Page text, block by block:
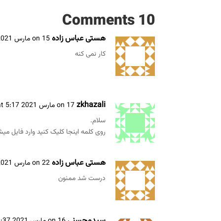
10 Comments
هستی عباس زاده on 15 مارس 2021 at 11:08 ب.ظ
کار نمی کنه
zkhazali on 17 مارس 2021 at 5:17 ب.ظ
سلام.
روی کلمه اینجا کلیک کنید وارد فایل
هستی عباس زاده on 22 مارس 2021 at 11:43 ب.ظ
درست شد ممنون